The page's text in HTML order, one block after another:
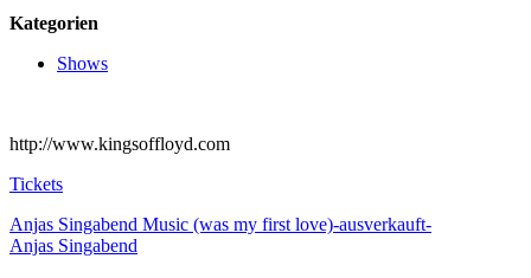
Kategorien
Shows
http://www.kingsoffloyd.com
Tickets
Anjas Singabend Music (was my first love)-ausverkauft-
Anjas Singabend